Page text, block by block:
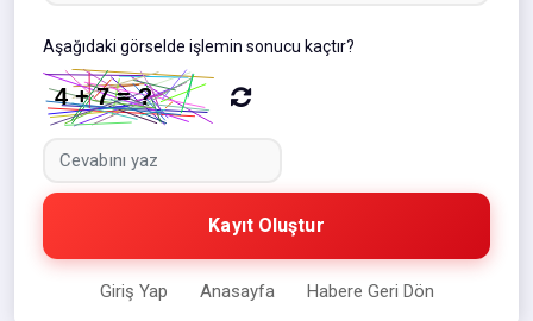
Aşağıdaki görselde işlemin sonucu kaçtır?
Kayıt Oluştur
Giriş Yap Anasayfa Habere Geri Dön